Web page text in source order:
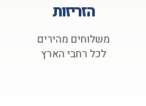
הזריזות
משלוחים מהירים
לכל רחבי הארץ